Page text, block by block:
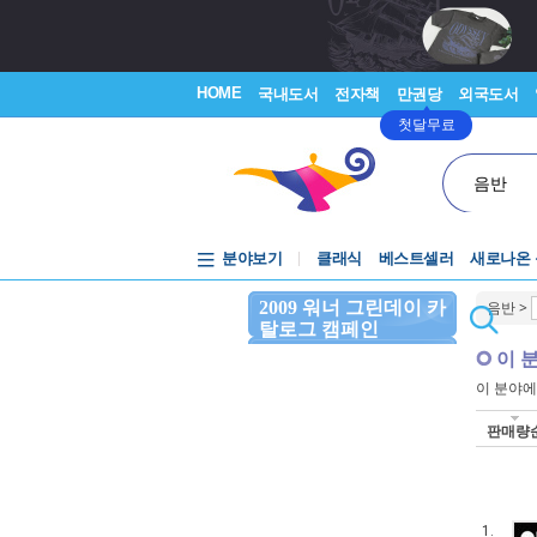
HOME 국내도서 전자책 만권당
첫달무료
외국도서
음반
분야보기 클래식 베스트셀러 새로나온
2009 워너 그린데이 카
탈로그 캠페인
음반>
이
이 분야
판매량
1.